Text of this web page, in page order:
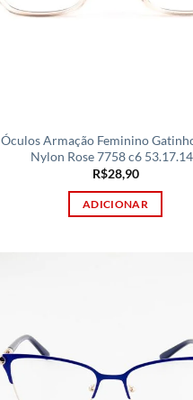
Óculos Armação Feminino
Nylon Rose 7758 c6
R$28,90
ADICIONAR